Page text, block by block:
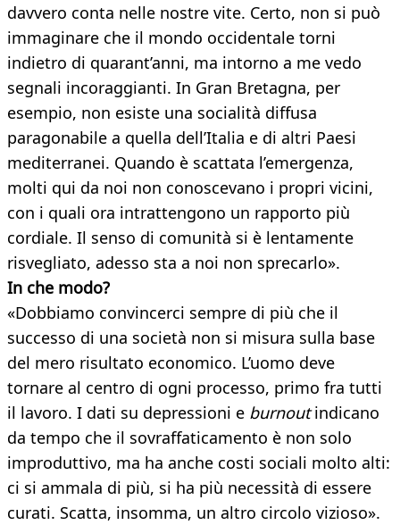
davvero conta nelle nostre vite. Certo, non si può
immaginare che il mondo occidentale torni
indietro di quarant’anni, ma intorno a me vedo
segnali incoraggianti. In Gran Bretagna, per
esempio, non esiste una socialità diffusa
paragonabile a quella dell’Italia e di altri Paesi
mediterranei. Quando è scattata l’emergenza,
molti qui da noi non conoscevano i propri vicini,
con i quali ora intrattengono un rapporto più
cordiale. Il senso di comunità si è lentamente
risvegliato, adesso sta a noi non sprecarlo».
In che modo?
«Dobbiamo convincerci sempre di più che il
successo di una società non si misura sulla base
del mero risultato economico. L’uomo deve
tornare al centro di ogni processo, primo fra tutti
il lavoro. I dati su depressioni e burnoutindicano
da tempo che il sovraffaticamento è non solo
improduttivo, ma ha anche costi sociali molto alti:
ci si ammala di più, si ha più necessità di essere
curati. Scatta, insomma, un altro circolo vizioso».